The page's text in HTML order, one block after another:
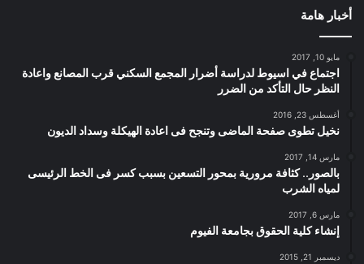
أخبار هامة
مايو 10, 2017
اجتماع في اسيوط لدراسة أضرار المجمع السكني قرب المصانع واعادة
النظر حال التأكد من الضرر
أغسطس 23, 2016
نخيل تطوى صفحة الماضى وتنجح فى اعادة الهيكلة وسداد الديون
مارس 14, 2017
بالصور.. كثافة مرورية بمحور التسعين بسبب كسر فى الخط الرئيسى
لمياه الشرب
مارس 6, 2017
إنشاء كلية الحقوق بجامعة الفيوم
ديسمبر 21, 2015